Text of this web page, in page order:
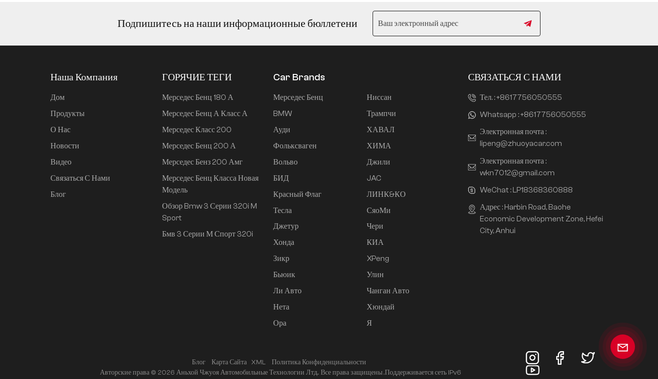
Ли Авто L6 2024
Макс.
Ли Авто L6 2024 Про
дальнобойная версия
для умного вождения
Mi SU7 2024, 830 км,
Подпишитесь на наши информационные бюллетени
Наша Компания
Дом
Продукты
О Нас
Новости
Видео
Связаться С Нами
Блог
ГОРЯЧИЕ ТЕГИ
Мерседес Бенц 180 А
Мерседес Бенц А Класс А
Мерседес Класс 200
Мерседес Бенц 200 А
Мерседес Бенз 200 Амг
Мерседес Бенц Класса Новая
Модель
Обзор Bmw 3 Серии 320i M
Sport
Бмв 3 Серии М Спорт 320i
Car Brands
Мерседес Бенц
BMW
Ауди
Фольксваген
Вольво
БИД
Красный Флаг
Тесла
Джетур
Хонда
Зикр
Бьюик
Ли Авто
Нета
Ора
Ниссан
Трампчи
ХАВАЛ
ХИМА
Джили
JAC
ЛИНК&КО
СяоМи
Чери
КИА
XPeng
Улин
Чанган Авто
Хюндай
Я
СВЯЗАТЬСЯ С НАМИ
Тел. :+8617756050555
Whatsapp :+8617756050555
Электронная почта :
lipeng@zhuoyacar.com
Электронная почта :
wkn7012@gmail.com
WeChat : LP18368360888
Адрес : Harbin Road, Baohe
Economic Development Zone, Hefei
City, Anhui
Блог Карта Сайта XML
Политика Конфиденциальности
Авторские права © 2026 Аньхой Чжуоя Автомобильные Технологии Лтд.. Все права защищены .Поддерживается сеть IPv6